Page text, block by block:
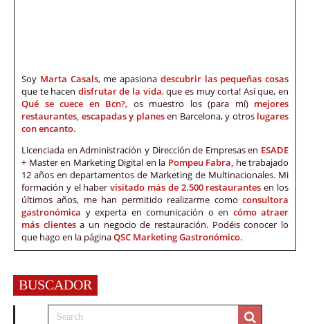
Soy Marta Casals, me apasiona descubrir las pequeñas cosas
que te hacen disfrutar de la vida,que es muy corta! Así que, en
Qué se cuece en Bcn?, os muestro los (para mí) mejores
restaurantes, escapadas y planesen Barcelona, y otros lugares
con encanto.
Licenciada en Administración y Dirección de Empresas en ESADE
+ Master en Marketing Digital en la Pompeu Fabra, he trabajado
12 años en departamentos de Marketing de Multinacionales. Mi
formación y el habervisitado más de 2.500 restaurantes en los
últimos años, me han permitido realizarme como consultora
gastronómica y experta en comunicación o en cómo atraer
más clientes a un negocio de restauración. Podéis conocer lo
que hago en la páginaQSC Marketing Gastronómico.
BUSCADOR